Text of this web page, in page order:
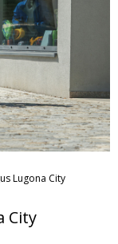
Lugona City
City